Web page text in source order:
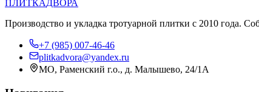
ПЛИТКАДВОРА
Производство и укладка тротуарной плитки с 2010 года.
+7 (985) 007-46-46
plitkadvora@yandex.ru
МО, Раменский г.о., д. Малышево, 24/1А